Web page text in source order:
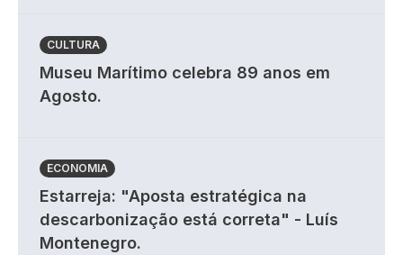
CULTURA
Museu Marítimo celebra 89 anos em
Agosto.
ECONOMIA
Estarreja: "Aposta estratégica na
descarbonização está correta" - Luís
Montenegro.